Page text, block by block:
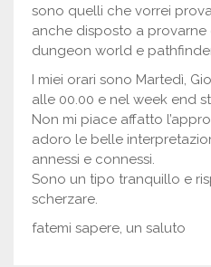
sono quelli che vorrei
anche disposto a provarne
dungeon world e
I miei orari sono Martedì,
alle 00.00 e nel week end
Non mi piace affatto
adoro le belle
annessi e connessi.
Sono un tipo tranquillo e
scherzare.
fatemi sapere, un saluto